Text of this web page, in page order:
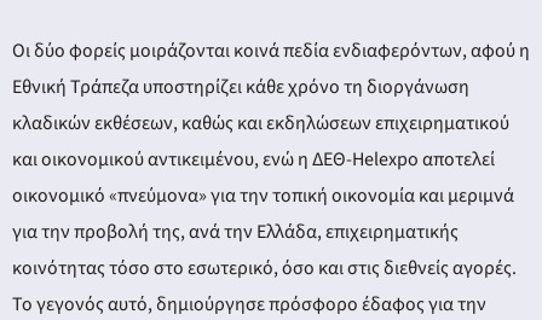
Οι δύο φορείς μοιράζονται κοινά πεδία ενδιαφερόντων, αφού η
Εθνική Τράπεζα υποστηρίζει κάθε χρόνο τη διοργάνωση
κλαδικών εκθέσεων, καθώς και εκδηλώσεων επιχειρηματικού
και οικονομικού αντικειμένου, ενώ η ΔΕΘ-Helexpo αποτελεί
οικονομικό «πνεύμονα» για την τοπική οικονομία και μεριμνά
για την προβολή της, ανά την Ελλάδα, επιχειρηματικής
κοινότητας τόσο στο εσωτερικό, όσο και στις διεθνείς αγορές.
Το γεγονός αυτό, δημιούργησε πρόσφορο έδαφος για την